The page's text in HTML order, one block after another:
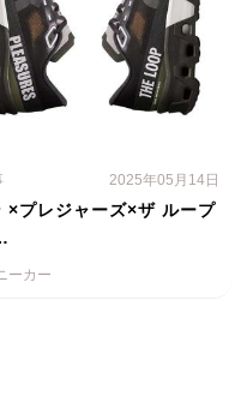
2025年05月14日
×プレジャーズ×ザ ループ
ーカー